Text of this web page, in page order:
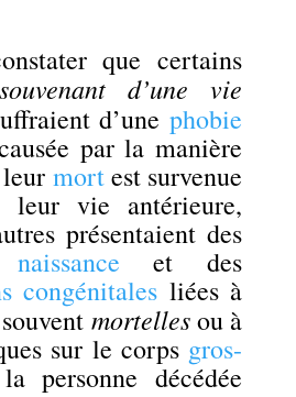
que certains
d’une vie
d’une phobie
par la manière
mortest survenue
leur vie antérieure,
présentaient des
et des
congénitales liées à
souvent mortellesou à
sur le corps gros-
personne décédée